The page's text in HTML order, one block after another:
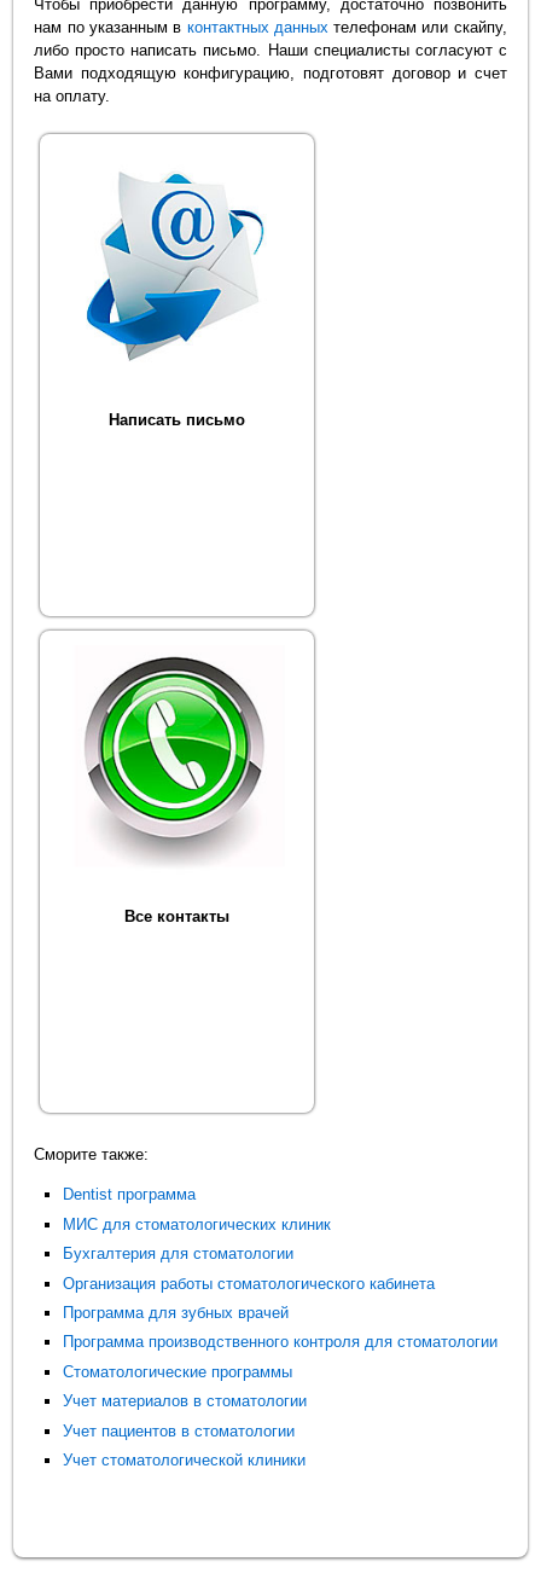
Чтобы приобрести данную программу, достаточно позвонить
нам по указанным в контактных данныхтелефонам или скайпу,
либо просто написать письмо. Наши специалисты согласуют с
Вами подходящую конфигурацию, подготовят договор и счет
на оплату.
Написать письмо
Все контакты
Сморите также:
Dentist программа
МИС для стоматологических клиник
Бухгалтерия для стоматологии
Организация работы стоматологического кабинета
Программа для зубных врачей
Программа производственного контроля для стоматологии
Стоматологические программы
Учет материалов в стоматологии
Учет пациентов в стоматологии
Учет стоматологической клиники